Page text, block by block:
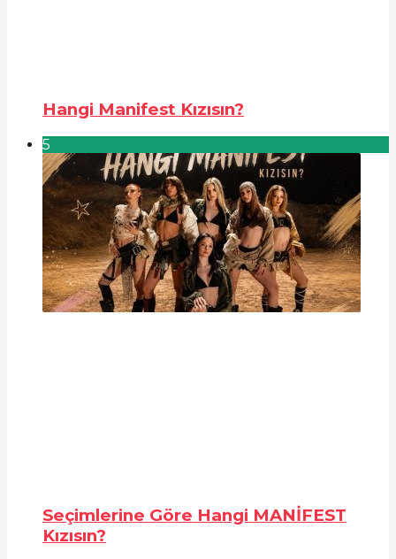
Hangi Manifest Kızısın?
5
Seçimlerine Göre Hangi MANİFEST
Kızısın?